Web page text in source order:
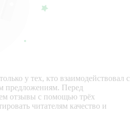
у тех, кто взаимодействовал с
предложениям. Перед
отзывы с помощью трёх
читателям качество и